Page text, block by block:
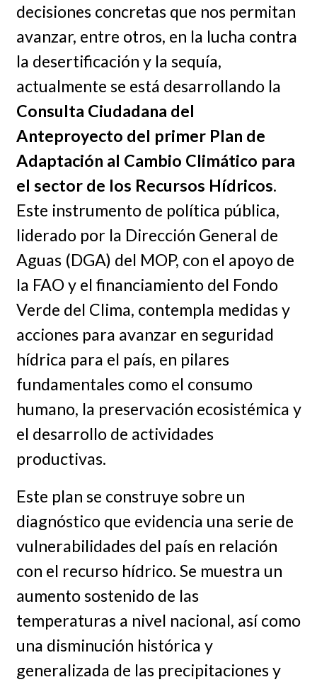
decisiones concretas que nos permitan
avanzar, entre otros, en la lucha contra
la desertificación y la sequía,
actualmente se está desarrollando la
Consulta Ciudadana del
Anteproyecto del primer Plan de
Adaptación al Cambio Climático para
el sector de los Recursos Hídricos.
Este instrumento de política pública,
liderado por la Dirección General de
Aguas (DGA) del MOP, con el apoyo de
la FAO y el financiamiento del Fondo
Verde del Clima, contempla medidas y
acciones para avanzar en seguridad
hídrica para el país, en pilares
fundamentales como el consumo
humano, la preservación ecosistémica y
el desarrollo de actividades
productivas.
Este plan se construye sobre un
diagnóstico que evidencia una serie de
vulnerabilidades del país en relación
con el recurso hídrico. Se muestra un
aumento sostenido de las
temperaturas a nivel nacional, así como
una disminución histórica y
generalizada de las precipitaciones y